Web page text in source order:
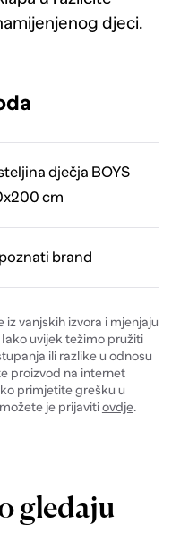
djeci.
dječja BOYS
cm
brand
vanjskih izvora i mjenjaju
uvijek težimo pružiti
ili razlike u odnosu
proizvod na internet
primjetite grešku u
je prijavitiovdje.
gledaju